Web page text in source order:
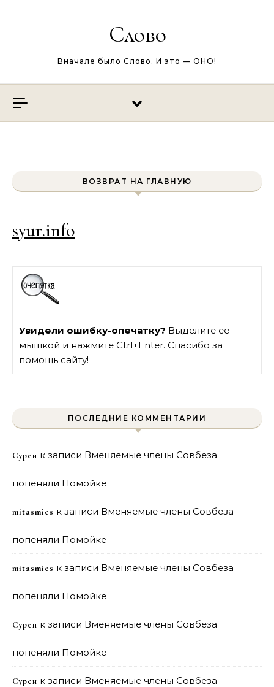
Слово
Вначале было Слово. И это — ОНО!
ВОЗВРАТ НА ГЛАВНУЮ
syur.info
Увидели ошибку-опечатку? Выделите ее
мышкой и нажмите Ctrl+Enter. Спасибо за
помощь сайту!
ПОСЛЕДНИЕ КОММЕНТАРИИ
Сурен к записи Вменяемые члены Совбеза
попеняли Помойке
mitasmies к записи Вменяемые члены Совбеза
попеняли Помойке
mitasmies к записи Вменяемые члены Совбеза
попеняли Помойке
Сурен к записи Вменяемые члены Совбеза
попеняли Помойке
Сурен к записи Вменяемые члены Совбеза